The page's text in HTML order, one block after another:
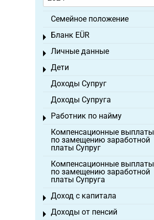
Семейное положение
Бланк EÜR
Toggle menu
Личные данные
Toggle menu
Дети
Toggle menu
Доходы Супруг
Доходы Супруга
Работник по найму
Toggle menu
Компенсационные выплаты
по замещению заработной
платы Супруг
Компенсационные выплаты
по замещению заработной
платы Супруга
Доход с капитала
Toggle menu
Доходы от пенсий
Toggle menu